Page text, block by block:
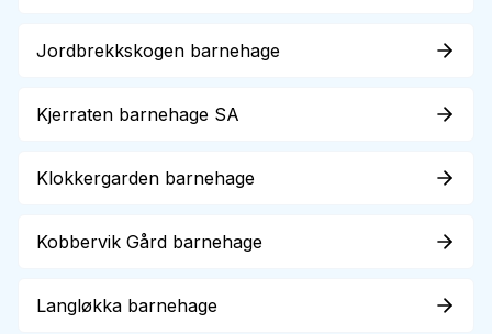
Jordbrekkskogen barnehage
Kjerraten barnehage SA
Klokkergarden barnehage
Kobbervik Gård barnehage
Langløkka barnehage